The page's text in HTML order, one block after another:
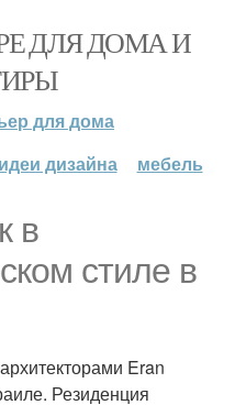
ДЛЯ ДОМА И
для дома
идеи дизайна мебель
в
стиле в
Eran
Резиденция